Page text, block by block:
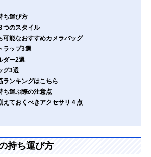
ち運び方
つのスタイル
可能なおすすめカメラバッグ
ラップ3選
ダー2選
グ3選
ランキングはこちら
ち運ぶ際の注意点
えておくべきアクセサリ４点
持ち運び方